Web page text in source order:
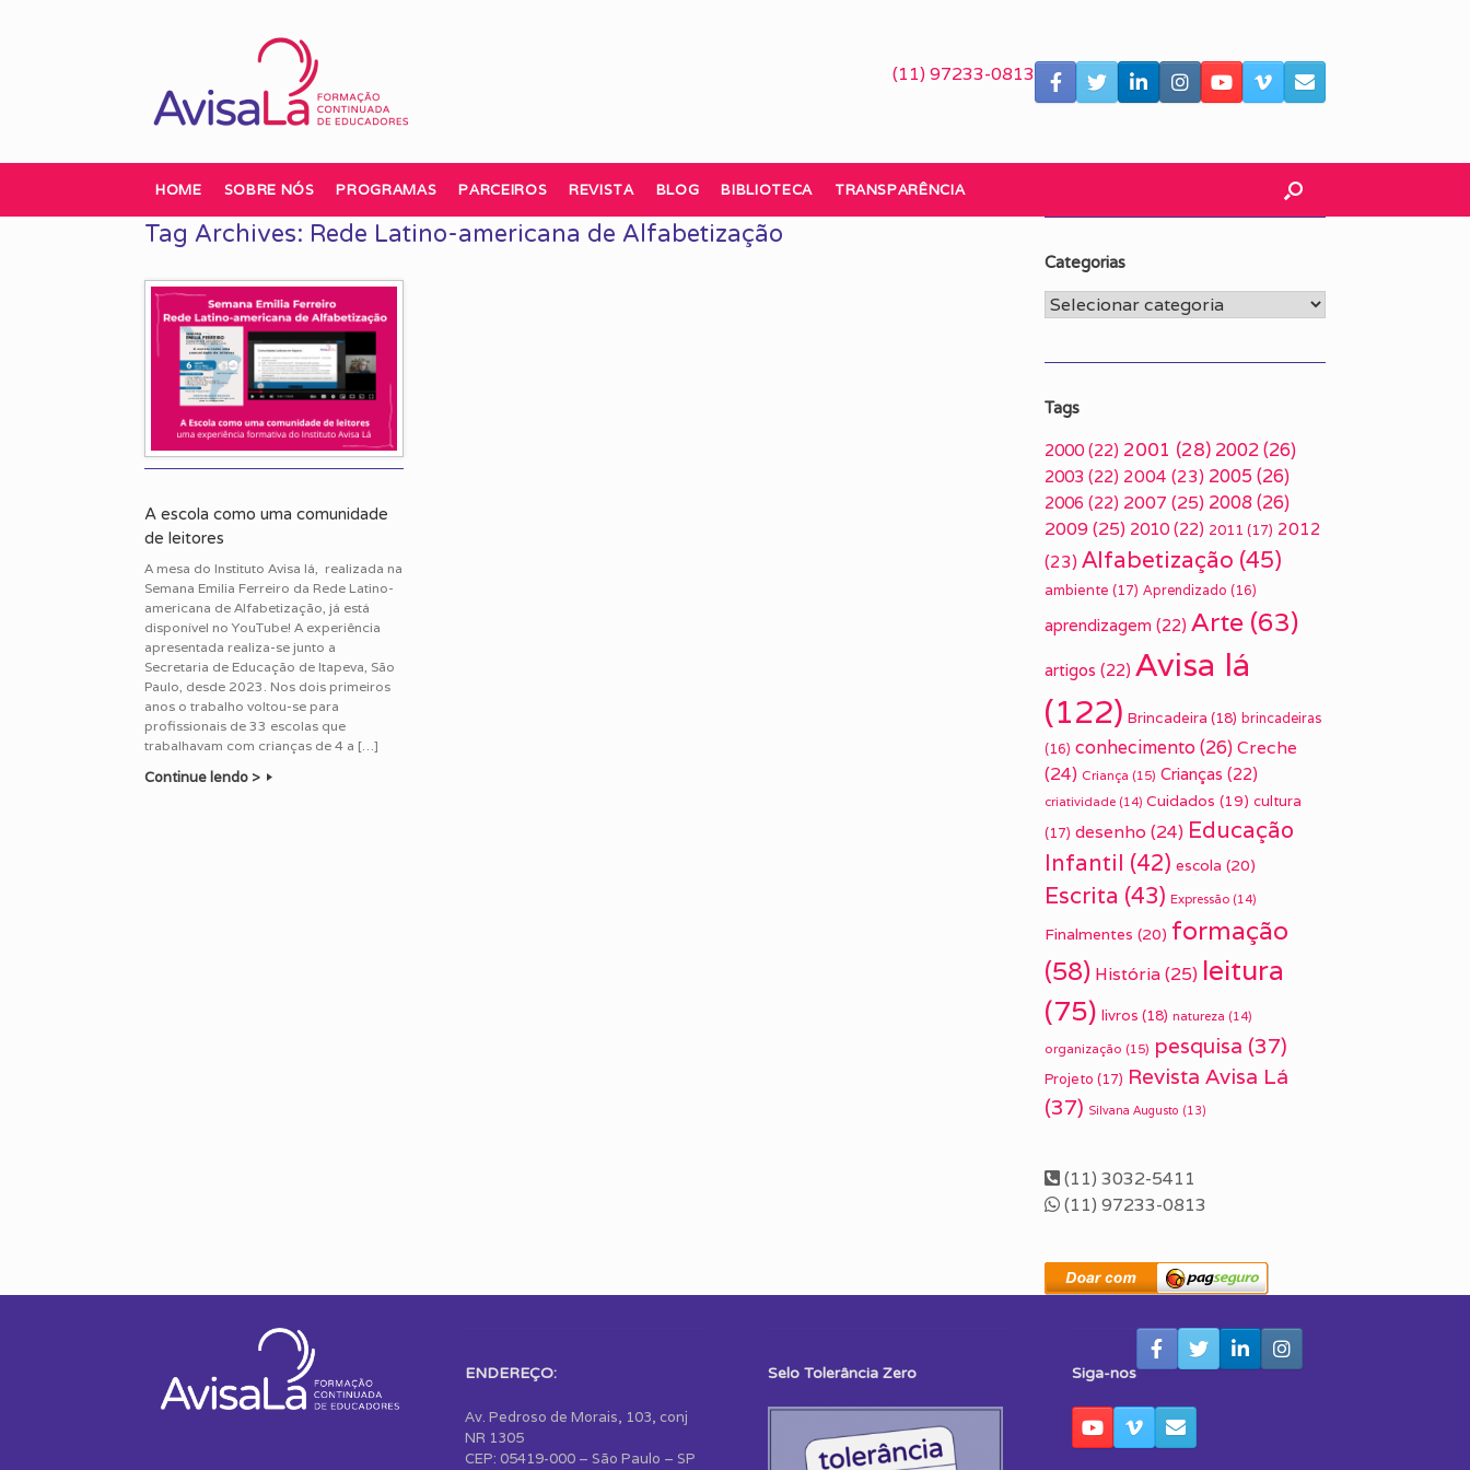
(11) 97233-0813
HOME SOBRE NÓS PROGRAMAS PARCEIROS REVISTA BLOG BIBLIOTECA TRANSPARÊNCIA
Tag Archives: Rede Latino-americana de Alfabetização
A escola como uma comunidade
de leitores
A mesa do Instituto Avisa lá, realizada na
Semana Emilia Ferreiro da Rede Latino-
americana de Alfabetização, já está
disponível no YouTube! A experiência
apresentada realiza-se junto a
Secretaria de Educação de Itapeva, São
Paulo, desde 2023. Nos dois primeiros
anos o trabalho voltou-se para
profissionais de 33 escolas que
trabalhavam com crianças de 4 a […]
Continue lendo >
Categorias
Categorias
Tags
2000 (22) 2001 (28) 2002(26)
2003 (22) 2004 (23) 2005 (26)
2006 (22) 2007 (25) 2008(26)
2009(25) 2010 (22) 2011 (17) 2012
(23) Alfabetização (45)
ambiente (17) Aprendizado (16)
aprendizagem (22) Arte (63)
artigos (22) Avisa lá
(122) Brincadeira (18) brincadeiras
(16) conhecimento(26) Creche
(24) Criança (15) Crianças (22)
criatividade (14) Cuidados (19) cultura
(17) desenho (24) Educação
Infantil (42) escola (20)
Escrita (43) Expressão (14)
Finalmentes (20) formação
(58) História(25) leitura
(75) livros (18) natureza (14)
organização (15) pesquisa (37)
Projeto (17) Revista Avisa Lá
(37) Silvana Augusto (13)
(11) 3032-5411
(11) 97233-0813
ENDEREÇO:
Av. Pedroso de Morais, 103, conj
NR 1305
CEP: 05419-000 – São Paulo – SP
Selo Tolerância Zero Siga-nos